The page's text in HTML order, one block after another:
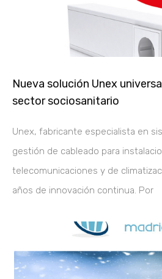
Nueva solución Unex
sector sociosanitario
Unex, fabricante especialista en
gestión de cableado para
telecomunicaciones y de
años de innovación continua. Por